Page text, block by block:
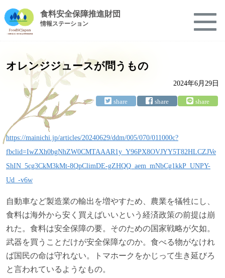
食料安全保障推進財団
情報ステーション
オレンジジュースが問うもの
2024年6月29日
https://mainichi.jp/articles/20240629/ddm/005/070/011000c?
fbclid=IwZXh0bgNhZW0CMTAAAR1y_Y96PX8OVJYY5T82HLCZJVe
ShIN_5cg3CkM3kMt-8QpClimDE-gZHQQ_aem_mNbCg1kkP_UNPY-
Ud_-v6w
自動車など製造業の輸出を増やすため、農業を犠牲にし、
食料は海外から安く買えばいいという経済政策の前提は崩
れた。食料は安全保障の要。そのための国家戦略が欠如。
武器を買うことだけが安全保障なのか。食べる物がなけれ
ば国民の命は守れない。トマホークをかじって生き延びろ
と言われているようなもの。